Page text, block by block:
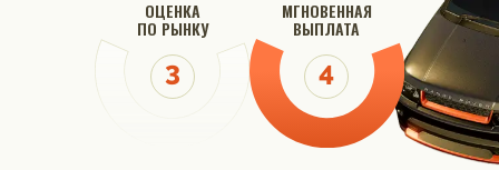
ОЦЕНКА
ПО РЫНКУ
МГНОВЕННАЯ
ВЫПЛАТА